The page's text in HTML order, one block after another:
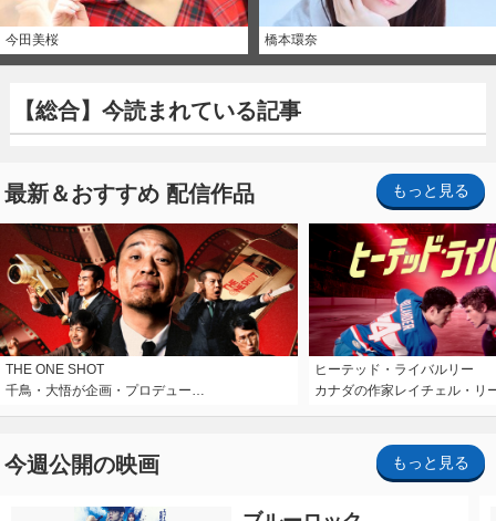
今田美桜 橋本環奈
【総合】今読まれている記事
最新＆おすすめ 配信作品 もっと見る
THE ONE SHOT
千鳥・大悟が企画・プロデュー…
ヒーテッド・ライバルリー
カナダの作家レイチェル・リ
今週公開の映画 もっと見る